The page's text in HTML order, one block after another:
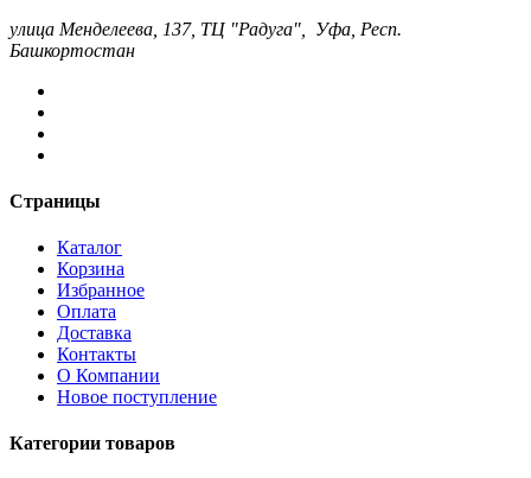
улица Менделеева, 137, ТЦ "Радуга", Уфа, Респ.
Башкортостан
Страницы
Каталог
Корзина
Избранное
Оплата
Доставка
Контакты
О Компании
Новое поступление
Категории товаров